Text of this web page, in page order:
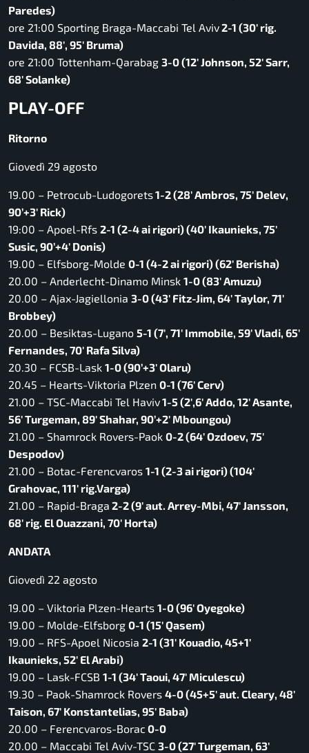
Paredes)
ore 21:00 Sporting Braga-Maccabi Tel Aviv2-1 (30′ rig.
Davida, 88′, 95′ Bruma)
ore 21:00 Tottenham-Qarabag 3-0 (12′ Johnson, 52′ Sarr,
68′ Solanke)
PLAY-OFF
Ritorno
Giovedì 29 agosto
19.00 – Petrocub-Ludogorets1-2 (28′ Ambros, 75′ Delev,
90’+3′ Rick)
19:00 – Apoel-Rfs 2-1 (2-4 ai rigori) (40′ Ikaunieks, 75′
Susic, 90’+4′ Donis)
19.00 – Elfsborg-Molde 0-1 (4-2 ai rigori) (62′ Berisha)
20.00 – Anderlecht-Dinamo Minsk 1-0 (83′ Amuzu)
20.00 – Ajax-Jagiellonia 3-0 (43′ Fitz-Jim, 64′ Taylor, 71′
Brobbey)
20.00 – Besiktas-Lugano 5-1 (7′, 71′ Immobile, 59′ Vladi, 65′
Fernandes, 70′ Rafa Silva)
20.30 – FCSB-Lask 1-0 (90’+3′ Olaru)
20.45 – Hearts-Viktoria Plzen 0-1 (76′ Cerv)
21.00 – TSC-Maccabi Tel Haviv1-5 (2′,6′ Addo, 12′ Asante,
56′ Turgeman, 89′ Shahar, 90’+2′ Mboungou)
21.00 – Shamrock Rovers-Paok 0-2 (64′ Ozdoev, 75′
Despodov)
21.00 – Botac-Ferencvaros 1-1 (2-3 ai rigori) (104′
Grahovac, 111′ rig.Varga)
21.00 – Rapid-Braga 2-2 (9′ aut. Arrey-Mbi, 47′ Jansson,
68′ rig. El Ouazzani, 70′ Horta)
ANDATA
Giovedì 22 agosto
19.00 – Viktoria Plzen-Hearts 1-0 (96′ Oyegoke)
19.00 – Molde-Elfsborg 0-1 (15′ Qasem)
19.00 – RFS-Apoel Nicosia 2-1 (31′ Kouadio, 45+1′
Ikaunieks, 52′ El Arabi)
19.00 – Lask-FCSB 1-1 (34′ Taoui, 47′ Miculescu)
19.30 – Paok-Shamrock Rovers 4-0 (45+5′ aut. Cleary, 48′
Taison, 67′ Konstantelias, 95′ Baba)
20.00 – Ferencvaros-Borac 0-0
20.00 – Maccabi Tel Aviv-TSC 3-0 (27′ Turgeman, 63′